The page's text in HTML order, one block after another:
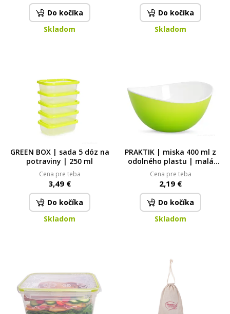
Do kočíka
Skladom
Do kočíka
Skladom
GREEN BOX | sada 5 dóz na
potraviny | 250 ml
Cena pre teba
3,49 €
Do kočíka
Skladom
PRAKTIK | miska 400 ml z
odolného plastu | malá
kuchyňská miska na
přípravu i servírování zelená
Cena pre teba
2,19 €
Do kočíka
Skladom